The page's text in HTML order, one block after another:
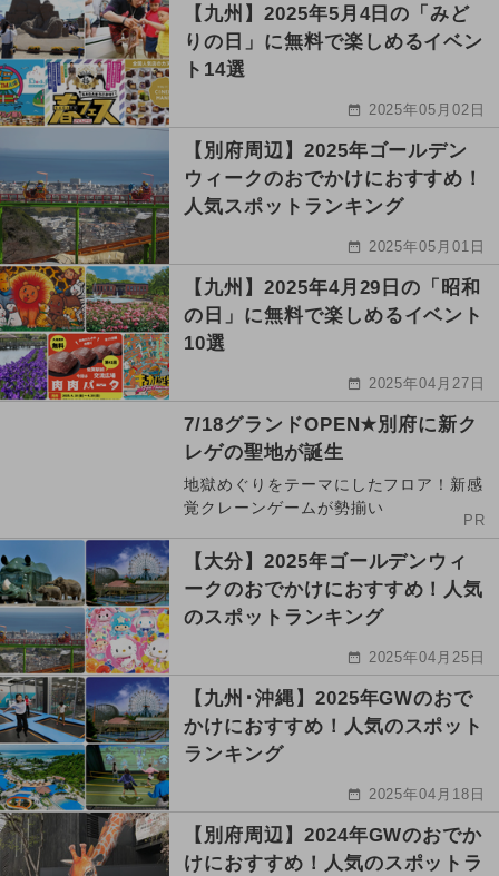
【九州】2025年5月4日の「みど
りの日」に無料で楽しめるイベン
ト14選
2025年05月02日
【別府周辺】2025年ゴールデン
ウィークのおでかけにおすすめ！
人気スポットランキング
2025年05月01日
【九州】2025年4月29日の「昭和
の日」に無料で楽しめるイベント
10選
2025年04月27日
7/18グランドOPEN★別府に新ク
レゲの聖地が誕生
地獄めぐりをテーマにしたフロア！新感
覚クレーンゲームが勢揃い
PR
【大分】2025年ゴールデンウィ
ークのおでかけにおすすめ！人気
のスポットランキング
2025年04月25日
【九州･沖縄】2025年GWのおで
かけにおすすめ！人気のスポット
ランキング
2025年04月18日
【別府周辺】2024年GWのおでか
けにおすすめ！人気のスポットラ